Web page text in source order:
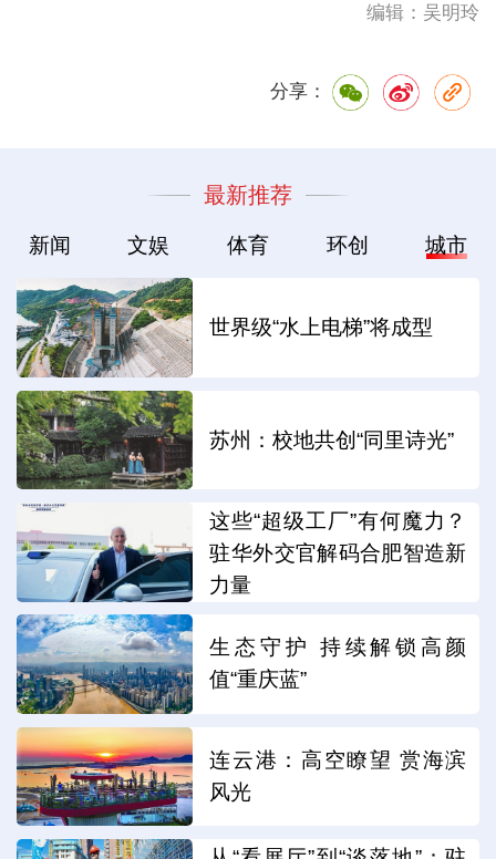
编辑：吴明玲
分享：
最新推荐
新闻 文娱 体育 环创 城市
世界级“水上电梯”将成型
苏州：校地共创“同里诗光”
这些“超级工厂”有何魔力？
驻华外交官解码合肥智造新
力量
生态守护 持续解锁高颜
值“重庆蓝”
连云港：高空瞭望 赏海滨
风光